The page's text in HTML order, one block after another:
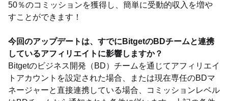
50％のコミッションを獲得し、簡単に受動的収入を増や
すことができます！
今回のアップデートは、すでにBitgetのBDチームと連携
しているアフィリエイトに影響しますか？
Bitgetのビジネス開発（BD）チームを通じてアフィリエイ
トアカウントを設定された場合、または現在専任のBDマ
ネージャーと直接連携している場合、コミッションレベル